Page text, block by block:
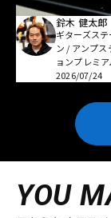
鈴木 健太郎
ギターズステ
ン / アンプス
ョンプレミア
2026/07/24
YOU